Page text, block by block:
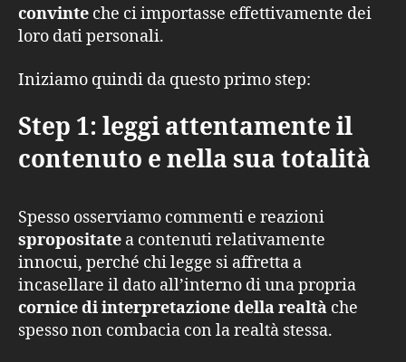
convinte che ci importasse effettivamente dei
loro dati personali.
Iniziamo quindi da questo primo step:
Step 1: leggi attentamente il
contenuto e nella sua totalità
Spesso osserviamo commenti e reazioni
spropositate a contenuti relativamente
innocui, perché chi legge si affretta a
incasellare il dato all’interno di una propria
cornice di interpretazione della realtà che
spesso non combacia con la realtà stessa.